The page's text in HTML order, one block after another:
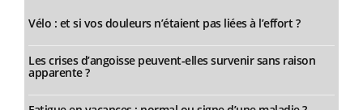
Vélo : et si vos douleurs n’étaient pas liées à l’effort ?
Les crises d’angoisse peuvent-elles survenir sans raison
apparente ?